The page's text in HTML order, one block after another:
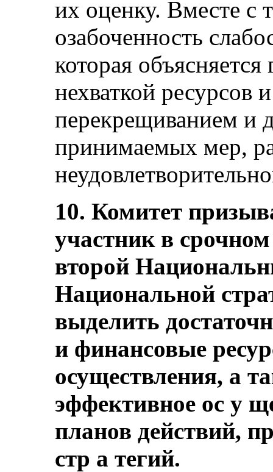
их оценку. Вместе с
озабоченность
которая
нехваткой ресурсов
перекрещиванием и
принимаемых мер,
10. Комитет
участник в
второй
Национальной
выделить
и финансовые
осуществления, а
эффективное ос у
планов действий,
стр а тегий.